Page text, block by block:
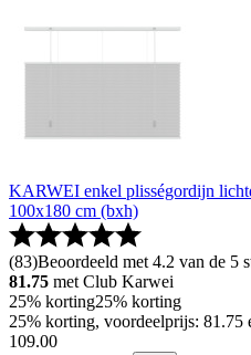
KARWEI enkel plisségordijn
100x180 cm (bxh)
(83)Beoordeeld met 4.2 van de 5
81.75 met Club Karwei
25% korting25% korting
25% korting, voordeelprijs: 81.75
109.00